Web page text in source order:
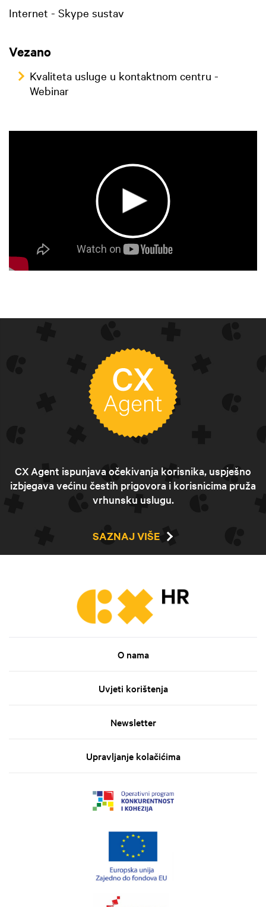
Internet - Skype sustav
Vezano
Kvaliteta usluge u kontaktnom centru -
Webinar
CX Agent ispunjava očekivanja korisnika, uspješno
izbjegava većinu čestih prigovora i korisnicima pruža
vrhunsku uslugu.
SAZNAJ VIŠE
O nama
Uvjeti korištenja
Newsletter
Upravljanje kolačićima